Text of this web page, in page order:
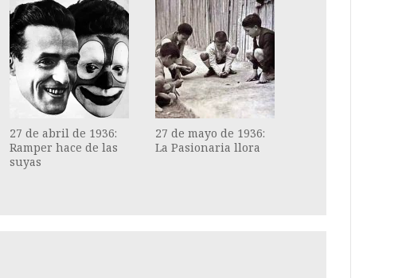
27 de abril de 1936:
Ramper hace de las
suyas
27 de mayo de 1936:
La Pasionaria llora